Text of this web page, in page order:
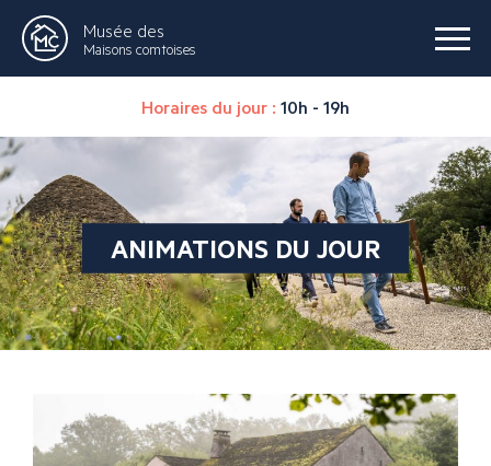
Musée des
Maisons comtoises
Horaires du jour : 10h - 19h
ANIMATIONS DU JOUR